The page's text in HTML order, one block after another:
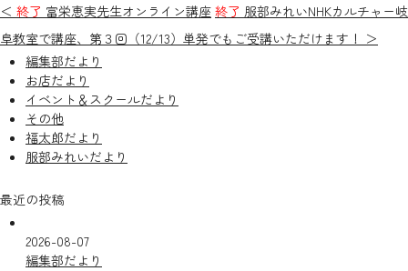
＜ 終了 富栄恵実先生オンライン講座 終了 服部みれいNHKカルチャー岐
阜教室で講座、第３回（12/13）単発でもご受講いただけます！ ＞
編集部だより
お店だより
イベント＆スクールだより
その他
福太郎だより
服部みれいだより
最近の投稿
2026-08-07
編集部だより